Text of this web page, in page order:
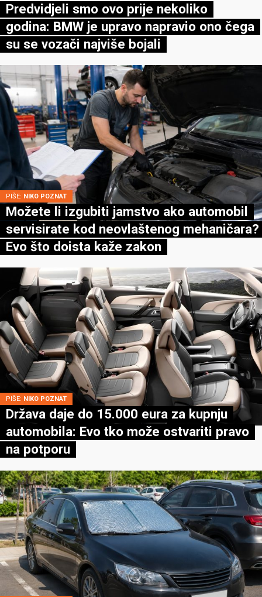
Predvidjeli smo ovo prije nekoliko
godina: BMW je upravo napravio ono čega
su se vozači najviše bojali
PIŠE: NIKO POZNAT
Možete li izgubiti jamstvo ako automobil
servisirate kod neovlaštenog mehaničara?
Evo što doista kaže zakon
PIŠE: NIKO POZNAT
Država daje do 15.000 eura za kupnju
automobila: Evo tko može ostvariti pravo
na potporu